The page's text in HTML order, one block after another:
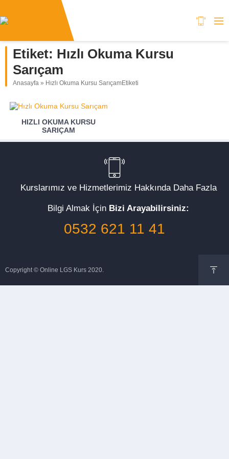
Etiket: Hızlı Okuma Kursu
Sarıçam
Anasayfa » Hızlı Okuma Kursu SarıçamEtiketi
HIZLI OKUMA KURSU
SARIÇAM
Kurslarımız ve Hizmetlerimiz Hakkında Daha Fazla
Bilgi Almak İçin Bizi Arayabilirsiniz:
0532 621 11 41
Copyright © Online LGS Kurs 2020.